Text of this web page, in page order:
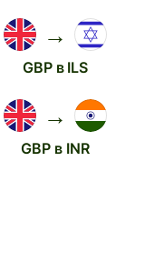
→
GBP в ILS
→
GBP в INR